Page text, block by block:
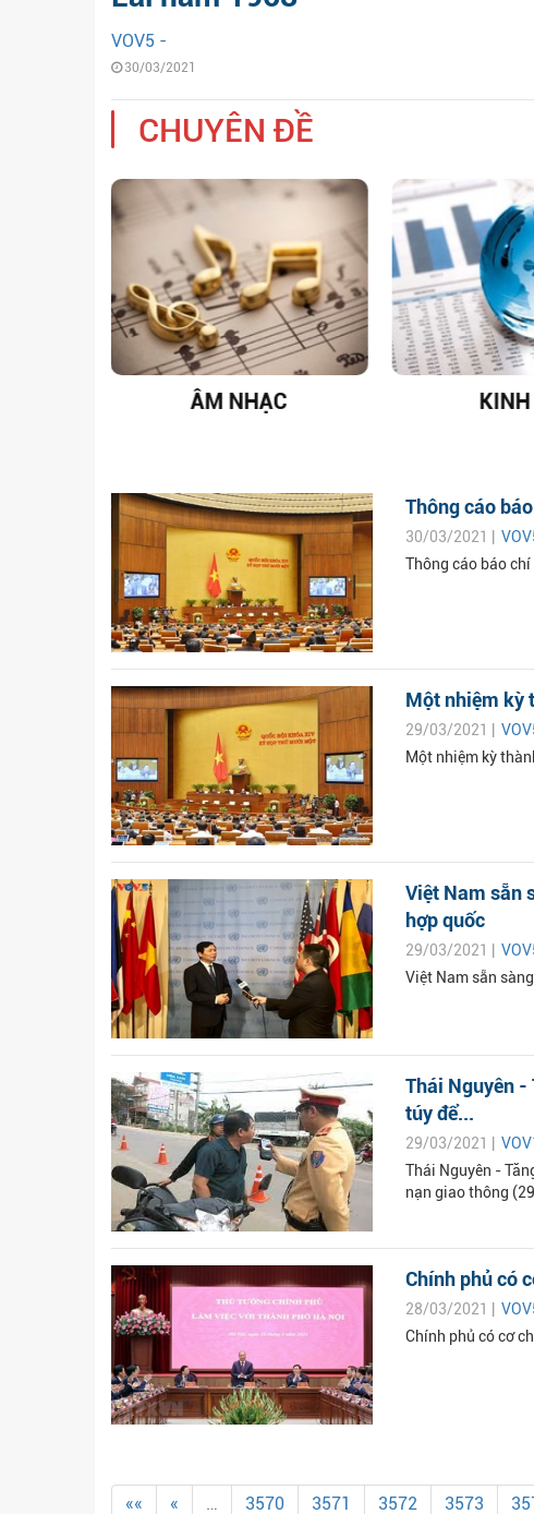
VOV5 -
30/03/2021
CHUYÊN ĐỀ
ÂM NHẠC KINH
Thông cáo
30/03/2021 |
Thông cáo báo
Một nhiệm kỳ
29/03/2021 |
Một nhiệm kỳ
Việt Nam sẵn
hợp quốc
29/03/2021 |
Việt Nam sẵn
Thái Nguyên -
túy để...
29/03/2021 |
Thái Nguyên -
nạn giao thông
Chính phủ có
28/03/2021 |
Chính phủ có cơ
«« « … 3570 3571 3572 3573